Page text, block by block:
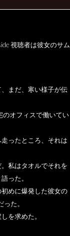
視聴者は彼女のサム
まだ、寒い様子が伝
のオフィスで働いてい
ったところ、それは
私はタオルでそれを
った。
めに爆発した彼女の
た。
を求めた。